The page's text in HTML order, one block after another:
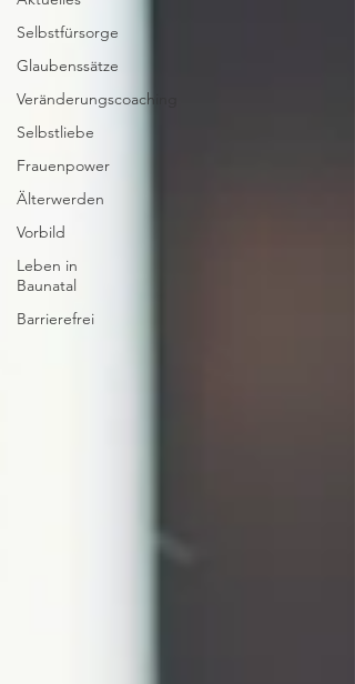
Selbstfürsorge
Glaubenssätze
Veränderungscoaching
Selbstliebe
Frauenpower
Älterwerden
Vorbild
Leben in
Baunatal
Barrierefrei